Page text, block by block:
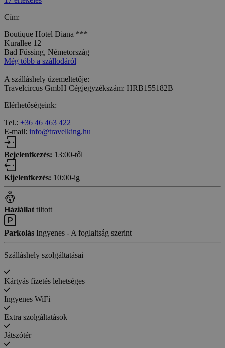
Cím:
Boutique Hotel Diana ***
Kurallee 12
Bad Füssing, Németország
Még több a szállodáról
A szálláshely üzemeltetője:
Travelcircus GmbH Cégjegyzékszám: HRB155182B
Elérhetőségeink:
Tel.: +36 46 463 422
E-mail: info@travelking.hu
Bejelentkezés: 13:00-től
Kijelentkezés: 10:00-ig
Háziállat tiltott
Parkolás Ingyenes - A foglaltság szerint
Szálláshely szolgáltatásai
Kártyás fizetés lehetséges
Ingyenes WiFi
Extra szolgáltatások
Játszótér